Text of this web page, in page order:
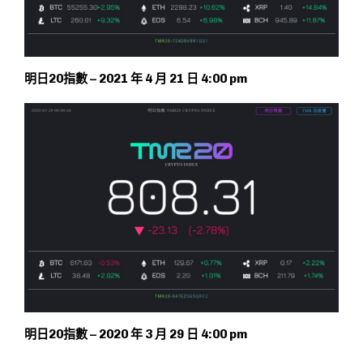
明日20指數 – 2021 年 4 月 21 日 4:00 pm
明日20指數 – 2020 年 3 月 29 日 4:00 pm